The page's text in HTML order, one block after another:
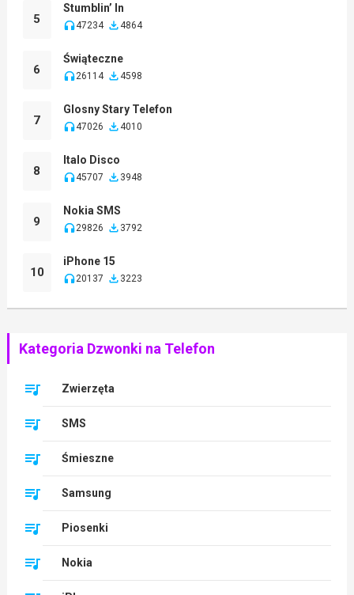
5
Stumblin’ In
47234 4864
6
Świąteczne
26114 4598
7
Glosny Stary Telefon
47026 4010
8
Italo Disco
45707 3948
9
Nokia SMS
29826 3792
10
iPhone 15
20137 3223
Kategoria Dzwonki na Telefon
Zwierzęta
SMS
Śmieszne
Samsung
Piosenki
Nokia